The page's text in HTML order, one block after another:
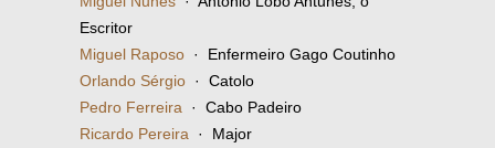
Escritor
Miguel Raposo · Enfermeiro Gago Coutinho
Orlando Sérgio · Catolo
Pedro Ferreira · Cabo Padeiro
Ricardo Pereira · Major